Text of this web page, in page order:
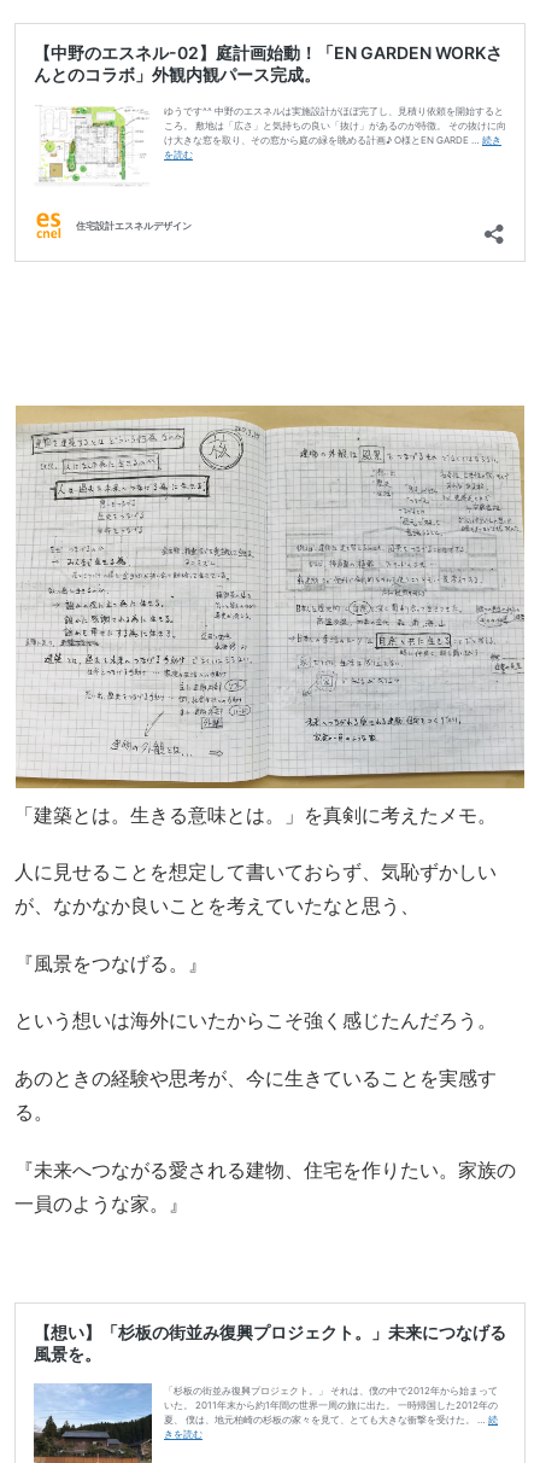
「建築とは。生きる意味とは。」を真剣に考えたメモ。
人に見せることを想定して書いておらず、気恥ずかしい
が、なかなか良いことを考えていたなと思う、
『風景をつなげる。』
という想いは海外にいたからこそ強く感じたんだろう。
あのときの経験や思考が、今に生きていることを実感す
る。
『未来へつながる愛される建物、住宅を作りたい。家族の
一員のような家。』